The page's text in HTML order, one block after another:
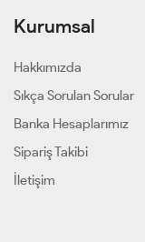
Kurumsal
Hakkımızda
Sıkça Sorulan Sorular
Banka Hesaplarımız
Sipariş Takibi
İletişim